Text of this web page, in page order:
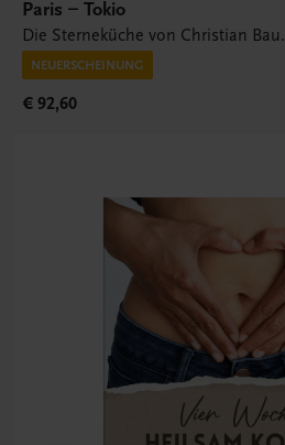
Paris – Tokio
Die Sterneküche von Christian Bau.
NEUERSCHEINUNG
€ 92,60